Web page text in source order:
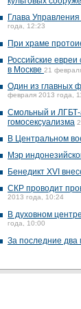
Глава
года, 12:23
При храме
Российские
в Москве 21
Один из главных
февраля 2013 года,
Смольный и ЛГБТ-
гомосексуализма
В Центральном
Мэр
Бенедикт XVI
СКР проводит
2013 года, 10:24
В духовном
года, 10:00
За последние два